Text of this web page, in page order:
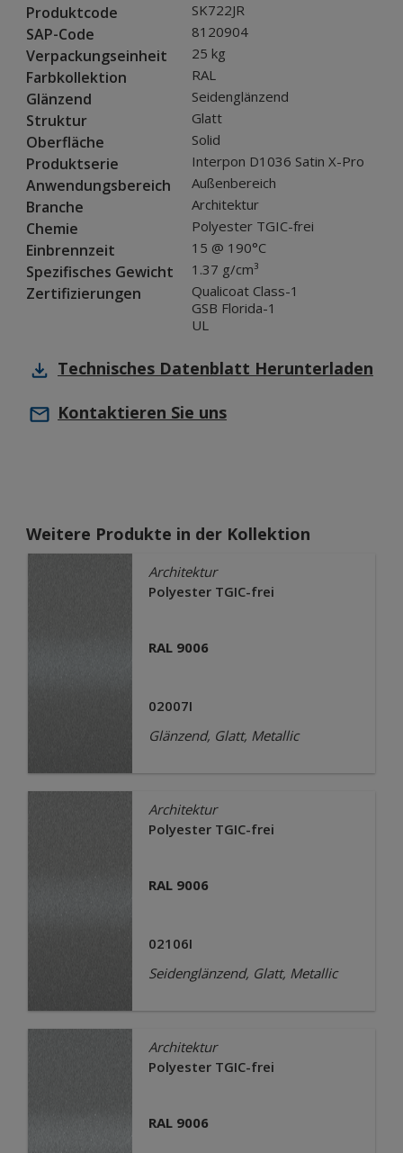
Produktcode SK722JR
SAP-Code 8120904
Verpackungseinheit 25 kg
Farbkollektion RAL
Glänzend Seidenglänzend
Struktur Glatt
Oberfläche Solid
Produktserie Interpon D1036 Satin X-Pro
Anwendungsbereich Außenbereich
Branche Architektur
Chemie Polyester TGIC-frei
Einbrennzeit 15 @ 190°C
Spezifisches Gewicht 1.37 g/cm³
Zertifizierungen
Qualicoat Class-1
GSB Florida-1
UL
Technisches Datenblatt Herunterladen
Kontaktieren Sie uns
Weitere Produkte in der Kollektion
Architektur
Polyester TGIC-frei
RAL 9006
02007I
Glänzend, Glatt, Metallic
Architektur
Polyester TGIC-frei
RAL 9006
02106I
Seidenglänzend, Glatt, Metallic
Architektur
Polyester TGIC-frei
RAL 9006